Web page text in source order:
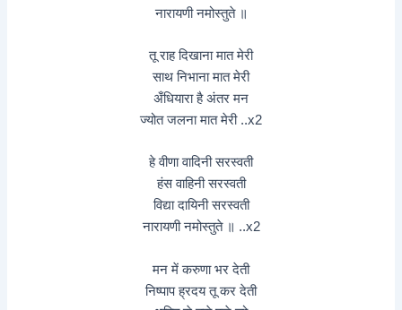
नारायणी नमोस्तुते ॥
तू राह दिखाना मात मेरी
साथ निभाना मात मेरी
अँधियारा है अंतर मन
ज्योत जलना मात मेरी ..x2
हे वीणा वादिनी सरस्वती
हंस वाहिनी सरस्वती
विद्या दायिनी सरस्वती
नारायणी नमोस्तुते ॥ ..x2
मन में करुणा भर देती
निष्पाप ह्रदय तू कर देती